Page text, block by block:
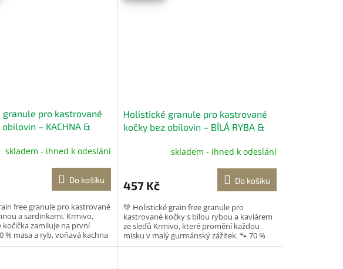
granule pro kastrované
– KACHNA &
skladem - ihned k odeslání
Do košíku
free granule pro kastrované
a sardinkami. Krmivo,
kočička zamiluje na první
% masa a ryb, voňavá kachna
Holistické granule pro kastrované
kočky bez obilovin – BÍLÁ RYBA &
skladem - ihned k odeslání
457 Kč Do košíku
💚 Holistické grain free granule pro
kastrované kočky s bílou rybou a kaviárem
ze sleďů Krmivo, které promění každou
misku v malý gurmánský zážitek. 🐾 70 %
ryb, jemná bílá ryba...